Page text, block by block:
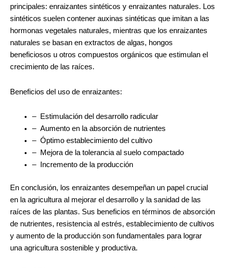
principales: enraizantes sintéticos y enraizantes naturales. Los
sintéticos suelen contener auxinas sintéticas que imitan a las
hormonas vegetales naturales, mientras que los enraizantes
naturales se basan en extractos de algas, hongos
beneficiosos u otros compuestos orgánicos que estimulan el
crecimiento de las raíces.
Beneficios del uso de enraizantes:
– Estimulación del desarrollo radicular
– Aumento en la absorción de nutrientes
– Óptimo establecimiento del cultivo
– Mejora de la tolerancia al suelo compactado
– Incremento de la producción
En conclusión, los enraizantes desempeñan un papel crucial
en la agricultura al mejorar el desarrollo y la sanidad de las
raíces de las plantas. Sus beneficios en términos de absorción
de nutrientes, resistencia al estrés, establecimiento de cultivos
y aumento de la producción son fundamentales para lograr
una agricultura sostenible y productiva.